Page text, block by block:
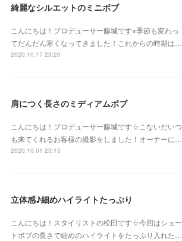
綺麗なシルエットのミニボブ
こんにちは！プロデューサー藤城です⭐︎季節も変わっ
てだんだん寒くなってきました！これからの時期は…
2020.10.17 23:20
肩につく長さのミディアムボブ
こんにちは！プロデューサー藤城です☆こないだいつ
も来てくれるお客様の撮影をしました！オーナーに…
2020.10.01 23:15
立体感♪細めハイライトたっぷり
こんにちは！スタイリストの松田です☆今回はショー
トボブの長さで細めのハイライトをたっぷり入れた…